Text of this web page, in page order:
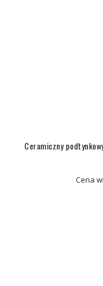
Ceramiczny
Cena